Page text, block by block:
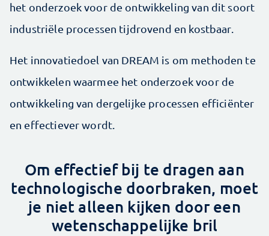
het onderzoek voor de ontwikkeling van dit soort
industriële processen tijdrovend en kostbaar.
Het innovatiedoel van DREAM is om methoden te
ontwikkelen waarmee het onderzoek voor de
ontwikkeling van dergelijke processen efficiënter
en effectiever wordt.
Om effectief bij te dragen aan
technologische doorbraken, moet
je niet alleen kijken door een
wetenschappelijke bril